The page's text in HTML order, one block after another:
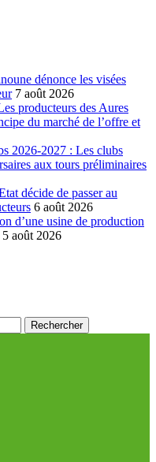
dénonce les visées
7 août 2026
producteurs des Aures
du marché de l’offre et
2026-2027 : Les clubs
aux tours préliminaires
décide de passer au
6 août 2026
d’une usine de production
5 août 2026